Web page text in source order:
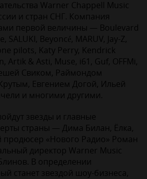
Warner Chappell Music
и стран СНГ. Компания
первой величины — Boulevard
SALUKI, Beyoncé, MARUV, Jay-Z,
pilots, Katy Perry, Kendrick
Artik & Asti, Muse, i61, Guf, OFFMi,
Свиком, Раймондом
Евгением Догой, Ильей
и многими другими.
звезды и главные
страны — Дима Билан, Ёлка,
продюсер «Нового Радио» Роман
директор Warner Music
В определении
станет звездой шоу-бизнеса,